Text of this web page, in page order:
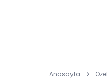
Anasayfa Özel